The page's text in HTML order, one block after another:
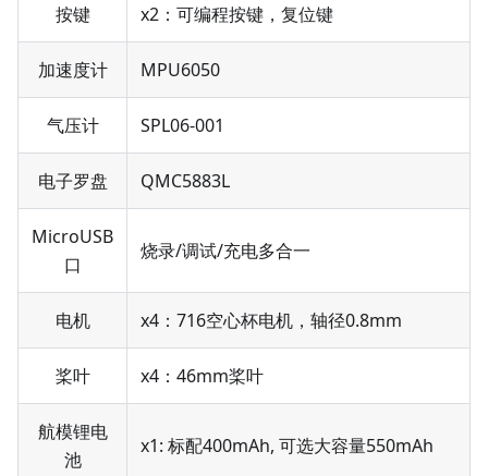
按键 x2：可编程按键，复位键
加速度计 MPU6050
气压计 SPL06-001
电子罗盘 QMC5883L
MicroUSB
口
烧录/调试/充电多合一
电机 x4：716空心杯电机，轴径0.8mm
桨叶 x4：46mm桨叶
航模锂电
池
x1: 标配400mAh, 可选大容量550mAh